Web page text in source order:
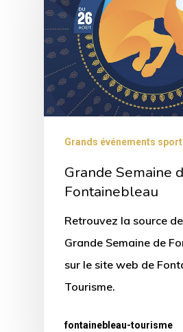
Grands événements
Grande Semaine
Fontainebleau
Retrouvez la source
Grande Semaine de
sur le site web de
Tourisme.
fontainebleau-tourisme